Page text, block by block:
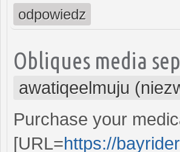
odpowiedz
Obliques media
awatiqeelmuju
Purchase your
[URL=https://